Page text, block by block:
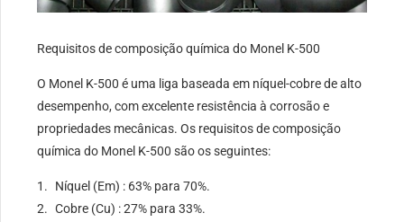
Requisitos de composição química do Monel K-500
O Monel K-500 é uma liga baseada em níquel-cobre de alto
desempenho, com excelente resistência à corrosão e
propriedades mecânicas. Os requisitos de composição
química do Monel K-500 são os seguintes:
Níquel (Em) : 63% para 70%.
Cobre (Cu) : 27% para 33%.